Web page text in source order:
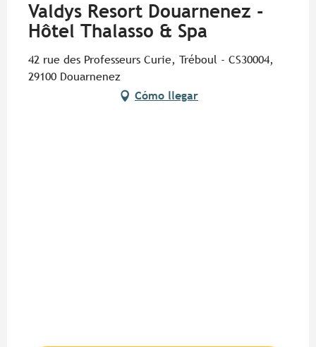
Valdys Resort Douarnenez -
Hôtel Thalasso & Spa
42 rue des Professeurs Curie, Tréboul - CS30004,
29100 Douarnenez
Cómo llegar